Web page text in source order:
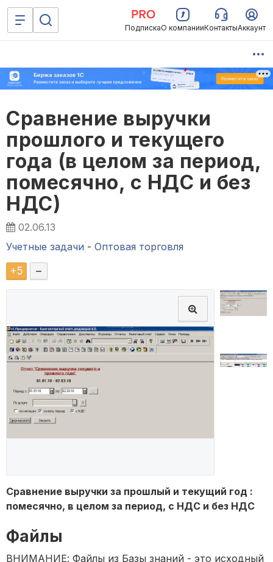
ПодпискаО компанииКонтактыАккаунт
Сравнение выручки
прошлого и текущего
года (в целом за период,
помесячно, с НДС и без
НДС)
02.06.13
Учетные задачи - Оптовая торговля
+5 –
Сравнение выручки за прошлый и текущий год :
помесячно, в целом за период, с НДС и без НДС
Файлы
ВНИМАНИЕ: Файлы из Базы знаний - это исходный